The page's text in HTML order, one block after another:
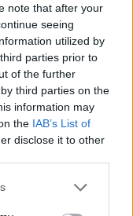
note that after your
seeing
utilized by
parties prior to
of the further
third parties on the
information may
the IAB’s List of
disclose it to other
και
ο υπουργός
φρόντισε
όσο το
παρατηρήσεις,
όσο και
σχέδιο, το